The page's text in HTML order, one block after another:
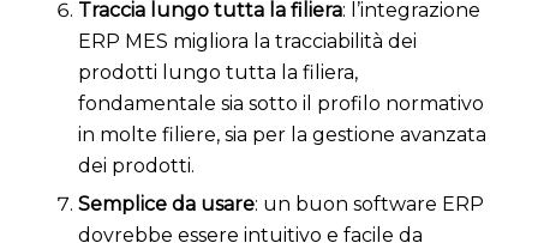
Traccia lungo tutta la filiera: l’integrazione
ERP MES migliora la tracciabilità dei
prodotti lungo tutta la filiera,
fondamentale sia sotto il profilo normativo
in molte filiere, sia per la gestione avanzata
dei prodotti.
Semplice da usare: un buon software ERP
dovrebbe essere intuitivo e facile da